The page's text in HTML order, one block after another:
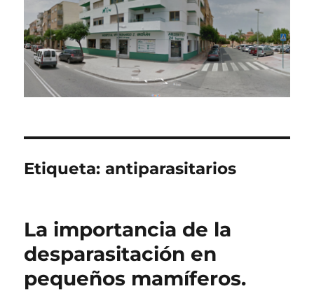
Etiqueta:antiparasitarios
La importancia de la
desparasitación en
pequeños mamíferos.